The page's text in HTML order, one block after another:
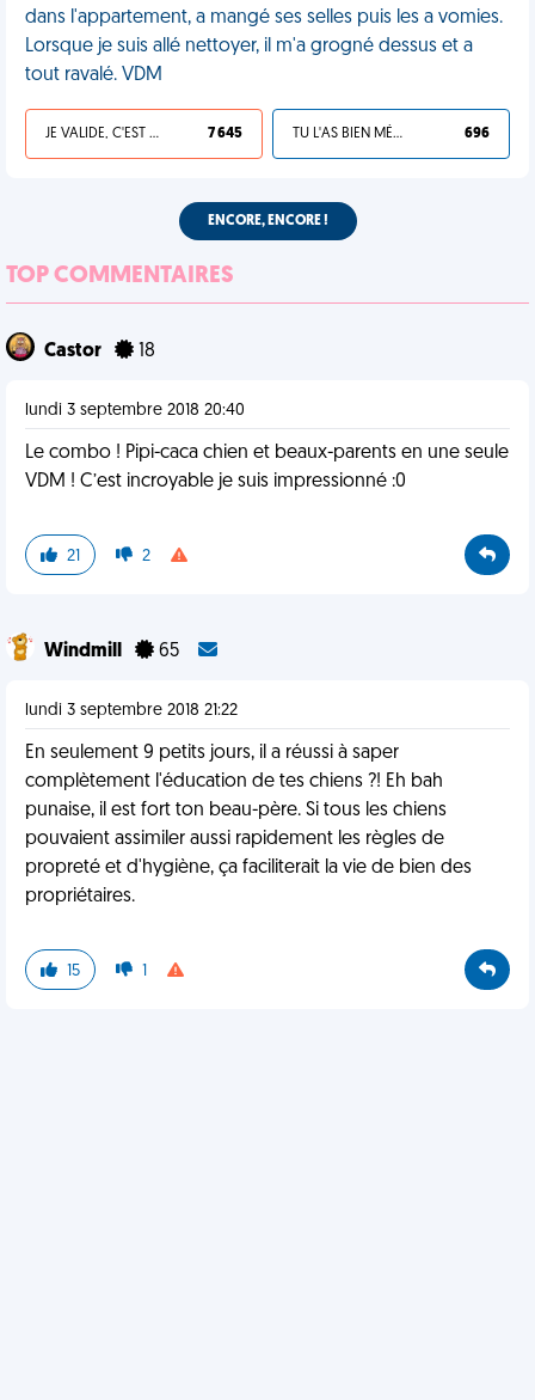
dans l'appartement, a mangé ses selles puis les a vomies.
Lorsque je suis allé nettoyer, il m'a grogné dessus et a
tout ravalé. VDM
JE VALIDE, C'EST UNE VDM 7 645 TU L'AS BIEN MÉRITÉ 696
ENCORE, ENCORE !
TOP COMMENTAIRES
Castor 18
lundi 3 septembre 2018 20:40
Le combo ! Pipi-caca chien et beaux-parents en une seule
VDM ! C’est incroyable je suis impressionné :0
21 2
Windmill 65
lundi 3 septembre 2018 21:22
En seulement 9 petits jours, il a réussi à saper
complètement l'éducation de tes chiens ?! Eh bah
punaise, il est fort ton beau-père. Si tous les chiens
pouvaient assimiler aussi rapidement les règles de
propreté et d'hygiène, ça faciliterait la vie de bien des
propriétaires.
15 1